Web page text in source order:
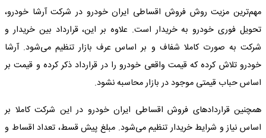
مهم‌ترین مزیت روش فروش اقساطی ایران خودرو در شرکت آرشا خودرو،
تحویل فوری خودرو به خریدار است. علاوه بر این، قرارداد بین خریدار و
شرکت به صورت کاملا شفاف و بر اساس عرف بازار تنظیم می‌شود. آرشا
خودرو تلاش ‌کرده که قیمت واقعی خودرو را در قرارداد ذکر کرده و قیمت بر
اساس حباب قیمتی موجود در بازار محاسبه نشود.
همچنین قراردادهای فروش اقساطی ایران خودرو در این شرکت کاملا بر
اساس نیاز و شرایط خریدار تنظیم می‌شود. مبلغ پیش قسط، تعداد اقساط و